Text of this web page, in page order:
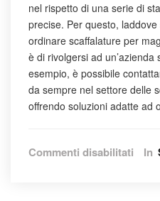
nel rispetto di una serie di
precise. Per questo,
ordinare scaffalature per
è di rivolgersi ad
esempio, è possibile
da sempre nel settore delle
offrendo soluzioni adatte ad
Commenti disabilitati suIn